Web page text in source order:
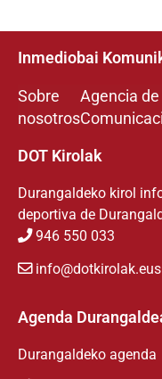
Inmediobai
Sobre
nosotros
Agencia de
DOT Kirolak
Durangaldeko kirol
deportiva de
946 550 033
info@dotkirolak.eus
Agenda
Durangaldeko agenda